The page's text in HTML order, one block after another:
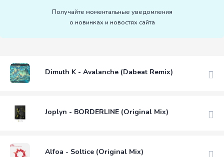
Получайте моментальные уведомления
о новинках и новостях сайта
Dimuth K - Avalanche (Dabeat Remix)
Joplyn - BORDERLINE (Original Mix)
Alfoa - Soltice (Original Mix)